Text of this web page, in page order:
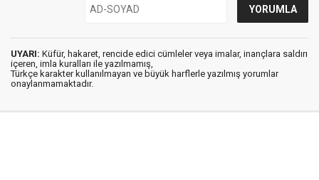
UYARI: Küfür, hakaret, rencide edici cümleler veya imalar, inançlara saldırı
içeren, imla kuralları ile yazılmamış,
Türkçe karakter kullanılmayan ve büyük harflerle yazılmış yorumlar
onaylanmamaktadır.